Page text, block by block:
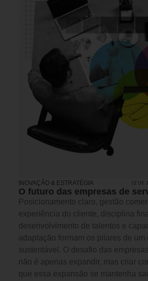
INOVAÇÃO & ESTRATÉGIA 22 DE
O futuro das empresas de
Posicionamento claro, gestão
experiência do cliente, disciplina
desenvolvimento de talentos e
adaptação formam os pilares de um
sustentável. O desafio das
não é apenas expandir, mas criar
que essa expansão se mantenha